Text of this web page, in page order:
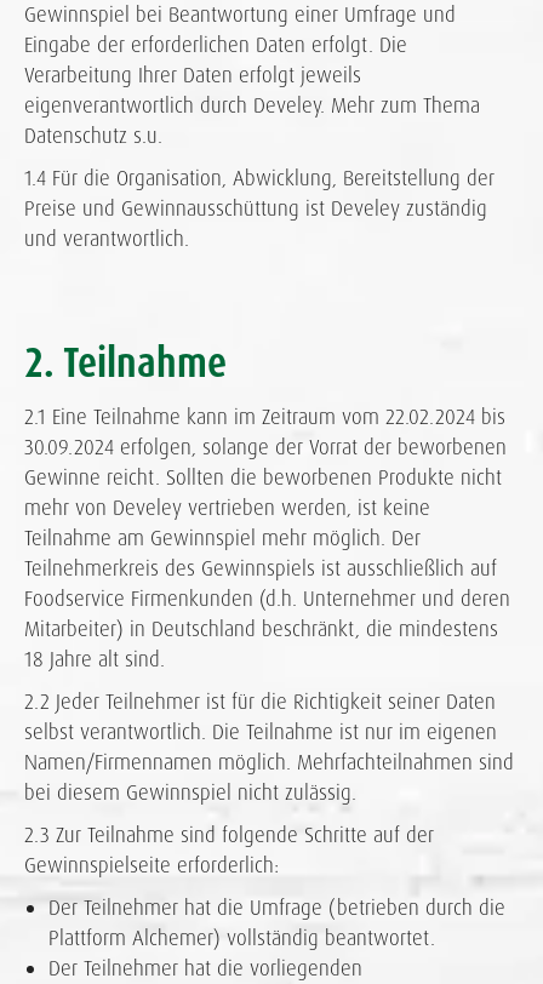
Gewinnspiel bei Beantwortung einer Umfrage und
Eingabe der erforderlichen Daten erfolgt. Die
Verarbeitung Ihrer Daten erfolgt jeweils
eigenverantwortlich durch Develey. Mehr zum Thema
Datenschutz s.u.
1.4 Für die Organisation, Abwicklung, Bereitstellung der
Preise und Gewinnausschüttung ist Develey zuständig
und verantwortlich.
2. Teilnahme
2.1 Eine Teilnahme kann im Zeitraum vom 22.02.2024 bis
30.09.2024 erfolgen, solange der Vorrat der beworbenen
Gewinne reicht. Sollten die beworbenen Produkte nicht
mehr von Develey vertrieben werden, ist keine
Teilnahme am Gewinnspiel mehr möglich. Der
Teilnehmerkreis des Gewinnspiels ist ausschließlich auf
Foodservice Firmenkunden (d.h. Unternehmer und deren
Mitarbeiter) in Deutschland beschränkt, die mindestens
18 Jahre alt sind.
2.2 Jeder Teilnehmer ist für die Richtigkeit seiner Daten
selbst verantwortlich. Die Teilnahme ist nur im eigenen
Namen/Firmennamen möglich. Mehrfachteilnahmen sind
bei diesem Gewinnspiel nicht zulässig.
2.3 Zur Teilnahme sind folgende Schritte auf der
Gewinnspielseite erforderlich:
Der Teilnehmer hat die Umfrage (betrieben durch die
Plattform Alchemer) vollständig beantwortet.
Der Teilnehmer hat die vorliegenden